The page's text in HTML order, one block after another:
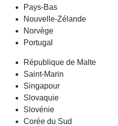
Pays-Bas
Nouvelle-Zélande
Norvège
Portugal
République de Malte
Saint-Marin
Singapour
Slovaquie
Slovénie
Corée du Sud